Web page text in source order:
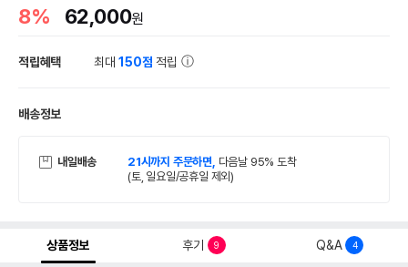
8% 62,000원
적립혜택 최대150점 적립
배송정보
내일배송 21시까지 주문하면, 다음날 95% 도착
(토, 일요일/공휴일 제외)
상품정보 후기 9 Q&A 4